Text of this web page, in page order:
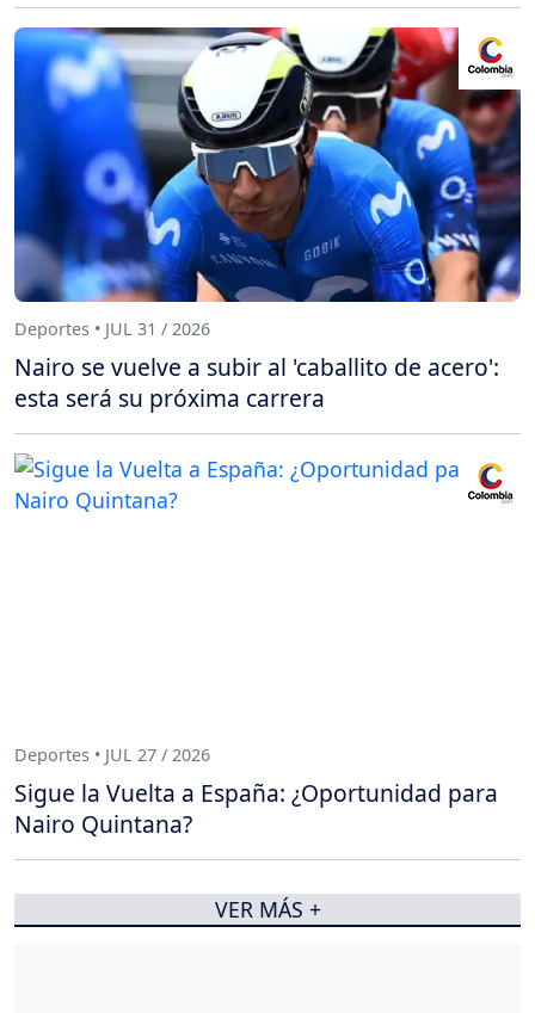
Deportes • JUL 31 / 2026
Nairo se vuelve a subir al 'caballito de acero':
esta será su próxima carrera
Deportes • JUL 27 / 2026
Sigue la Vuelta a España: ¿Oportunidad para
Nairo Quintana?
VER MÁS +